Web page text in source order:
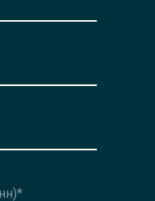
заявку